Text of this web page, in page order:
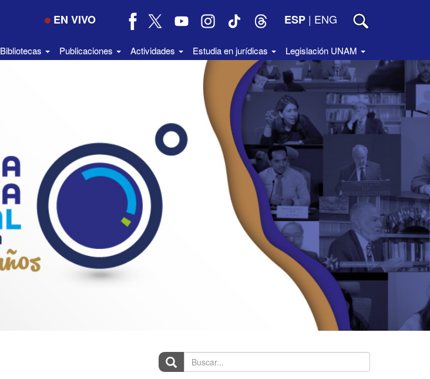
EN VIVO ESP | ENG
Bibliotecas Publicaciones Actividades Estudia en jurídicas Legislación UNAM
Buscar...